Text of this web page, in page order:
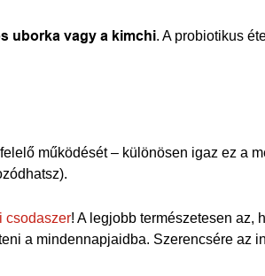
uborka vagy a kimchi. A probiotikus
működését – különösen igaz ez a
csodaszer! A legjobb természetesen az,
a mindennapjaidba. Szerencsére az